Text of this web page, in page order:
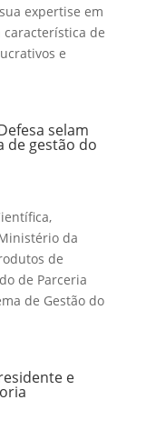
expertise em
de
e
selam
de gestão do
da
de
de Parceria
de Gestão do
e